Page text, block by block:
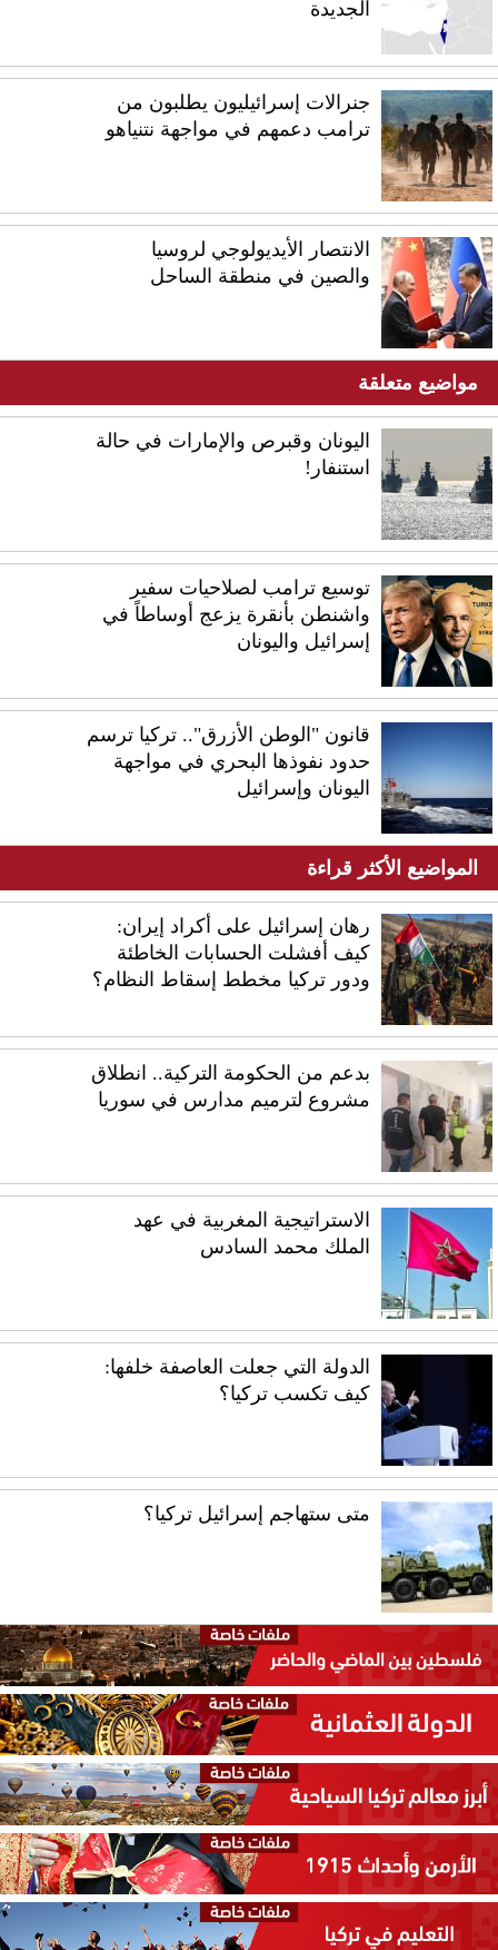
الجديدة
جنرالات إسرائيليون يطلبون من
ترامب دعمهم في مواجهة نتنياهو
الانتصار الأيديولوجي لروسيا
والصين في منطقة الساحل
مواضيع متعلقة
اليونان وقبرص والإمارات في حالة
استنفار!
توسيع ترامب لصلاحيات سفير
واشنطن بأنقرة يزعج أوساطاً في
إسرائيل واليونان
قانون "الوطن الأزرق".. تركيا ترسم
حدود نفوذها البحري في مواجهة
اليونان وإسرائيل
المواضيع الأكثر قراءة
رهان إسرائيل على أكراد إيران:
كيف أفشلت الحسابات الخاطئة
ودور تركيا مخطط إسقاط النظام؟
بدعم من الحكومة التركية.. انطلاق
مشروع لترميم مدارس في سوريا
الاستراتيجية المغربية في عهد
الملك محمد السادس
الدولة التي جعلت العاصفة خلفها:
كيف تكسب تركيا؟
متى ستهاجم إسرائيل تركيا؟